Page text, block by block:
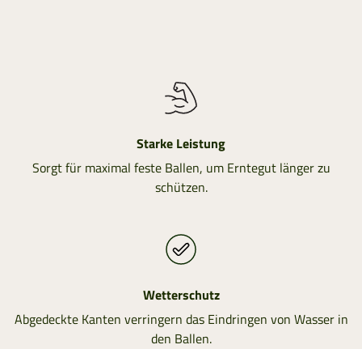
Starke Leistung
Sorgt für maximal feste Ballen, um Erntegut länger zu
schützen.
Wetterschutz
Abgedeckte Kanten verringern das Eindringen von Wasser in
den Ballen.